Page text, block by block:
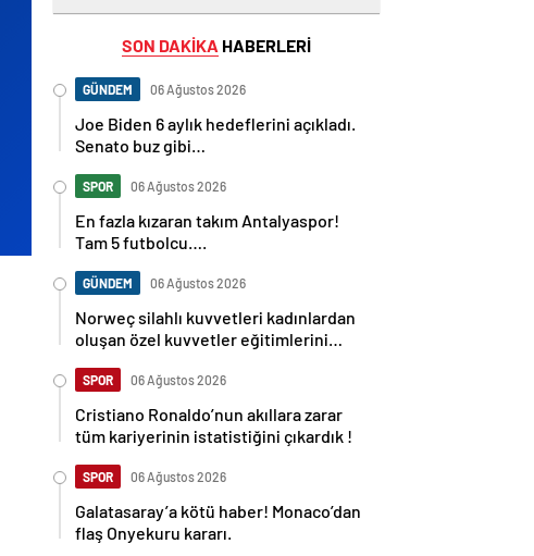
SON DAKİKA HABERLERİ
GÜNDEM 06 Ağustos 2026
Joe Biden 6 aylık hedeflerini açıkladı.
Senato buz gibi…
SPOR 06 Ağustos 2026
En fazla kızaran takım Antalyaspor!
Tam 5 futbolcu….
GÜNDEM 06 Ağustos 2026
Norweç silahlı kuvvetleri kadınlardan
oluşan özel kuvvetler eğitimlerini
SPOR 06 Ağustos 2026
Cristiano Ronaldo’nun akıllara zarar
tüm kariyerinin istatistiğini çıkardık !
SPOR 06 Ağustos 2026
Galatasaray’a kötü haber! Monaco’dan
flaş Onyekuru kararı.